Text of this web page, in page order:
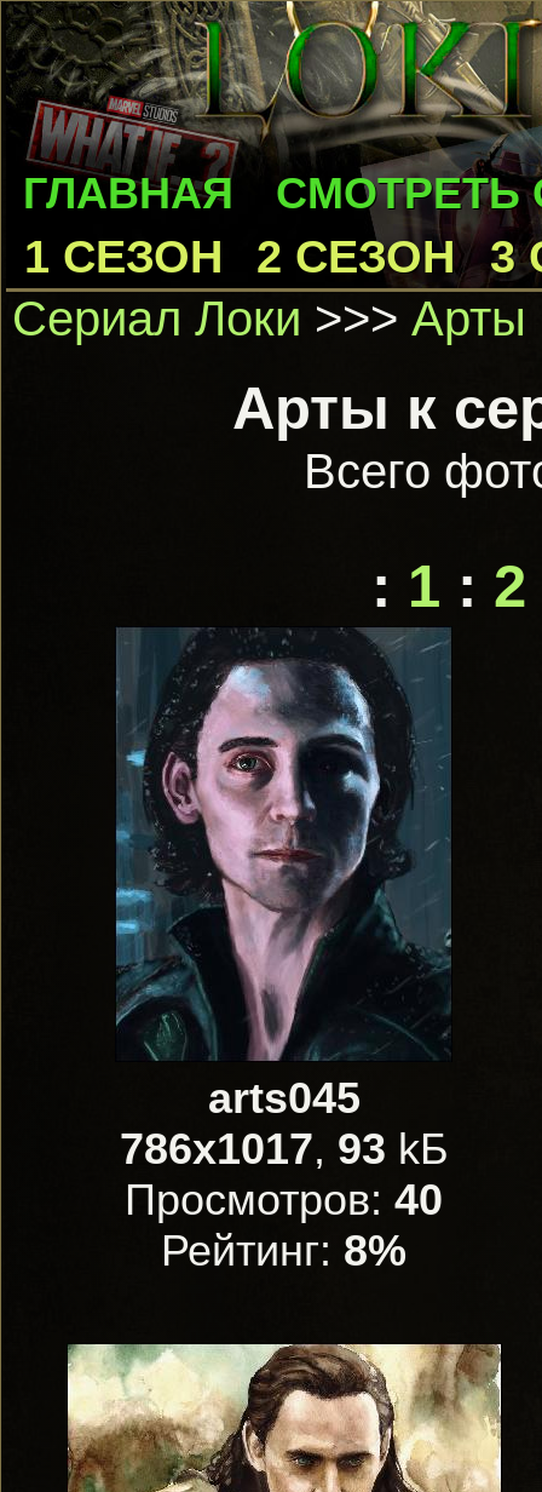
ГЛАВНАЯ СМОТРЕТЬ
1 СЕЗОН 2 СЕЗОН 3
Сериал Локи >>> Арты
Арты к
Всего
: 1 : 2
arts045
786x1017, 93 kБ
Просмотров: 40
Рейтинг: 8%